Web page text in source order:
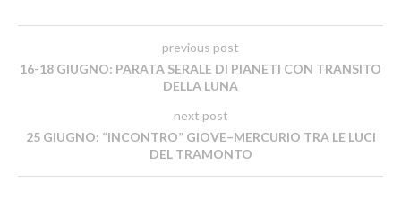
previous post
16-18 GIUGNO: PARATA SERALE DI PIANETI CON TRANSITO
DELLA LUNA
next post
25 GIUGNO: “INCONTRO” GIOVE–MERCURIO TRA LE LUCI
DEL TRAMONTO